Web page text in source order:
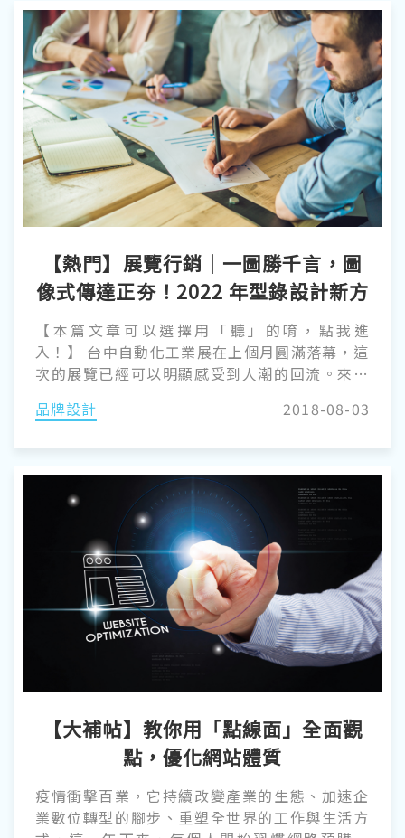
【熱門】展覽行銷│一圖勝千言，圖
像式傳達正夯！2022 年型錄設計新方
向
【本篇文章可以選擇用「聽」的唷，點我進
入！】 台中自動化工業展在上個月圓滿落幕，這
次的展覽已經可以明顯感受到人潮的回流。來自
上展現各自的新技術與優良的產品，著實促進了
9/27~10/1 TaipeiPLAS 台北國際塑橡膠工業
展，以及塑橡膠產業的重大盛典 10/19~26 的德
國展 K SHOW。 對國內塑橡膠業的廠商而言，絕
對是個能夠大展身手的好時機，不管是新機台、
新技術或是新的形象，這三年累積的實力，終於
可以全方位又近距離的展示了。面對這麼大的盛
事，想必大家一定會端出自己最耀眼的產品，在
展覽上各顯身手。
品牌設計 2018-08-03
【大補帖】教你用「點線面」全面觀
點，優化網站體質
疫情衝擊百業，它持續改變產業的生態、加速企
業數位轉型的腳步、重塑全世界的工作與生活方